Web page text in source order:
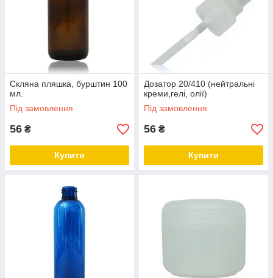
Скляна пляшка, бурштин 100
мл.
Під замовлення
56 ₴
Купити
Дозатор 20/410 (нейтральні
креми,гелі, олії)
Під замовлення
56 ₴
Купити